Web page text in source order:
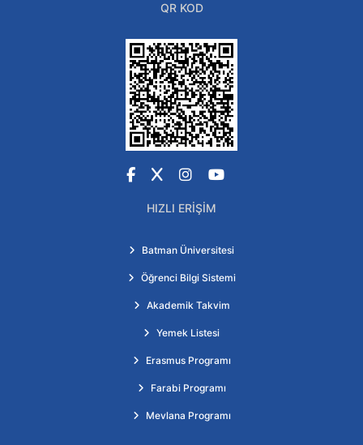
QR KOD
Facebook
X Instagram
YouTube
HIZLI ERIŞIM
Batman Üniversitesi
Öğrenci Bilgi Sistemi
Akademik Takvim
Yemek Listesi
Erasmus Programı
Farabi Programı
Mevlana Programı